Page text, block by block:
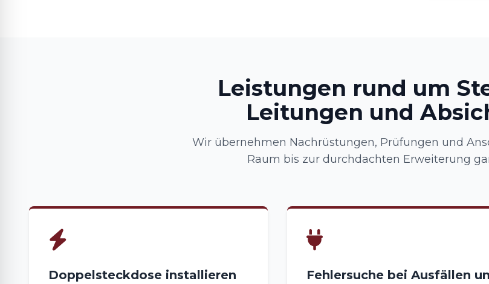
Leistungen rund um
Leitungen und
Wir übernehmen Nachrüstungen, Prüfungen und
Raum bis zur durchdachten Erweiterung
Doppelsteckdose installieren
Fehlersuche bei Ausfällen